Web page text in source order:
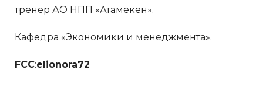
тренер АО НПП «Атамекен».
Кафедра «Экономики и менеджмента».
FCC:elionora72